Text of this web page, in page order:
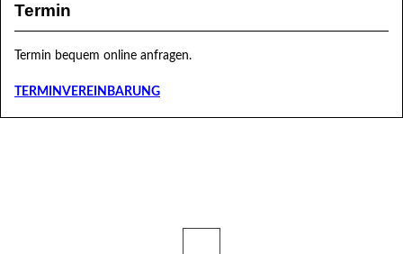
Termin
Termin bequem online anfragen.
TERMINVEREINBARUNG